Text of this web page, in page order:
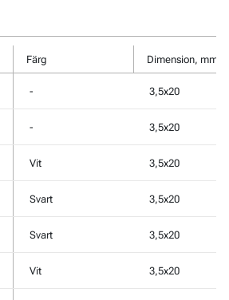
Färg Dimension, mm
- 3,5x20
- 3,5x20
Vit 3,5x20
Svart 3,5x20
Svart 3,5x20
Vit 3,5x20